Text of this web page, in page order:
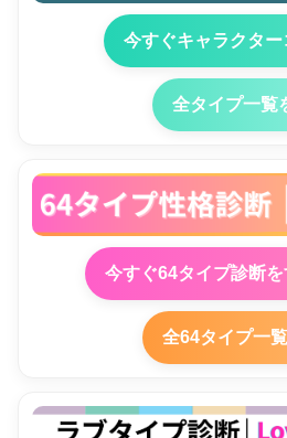
今すぐキャラクタ
全タイプ一覧
今すぐ64タイプ診断を
全64タイプ一